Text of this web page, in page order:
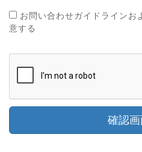
お問い合わせガイドラインお
意する
確認